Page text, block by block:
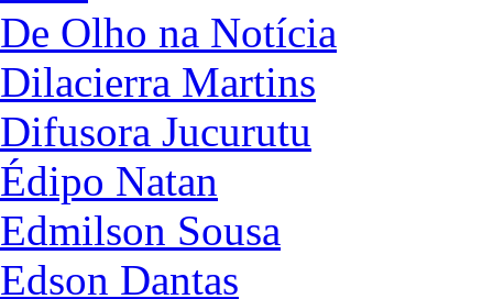
De Olho na Notícia
Dilacierra Martins
Difusora Jucurutu
Édipo Natan
Edmilson Sousa
Edson Dantas